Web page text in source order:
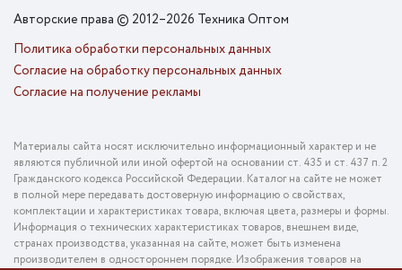
Авторские права © 2012–2026 Техника Оптом
Политика обработки персональных данных
Согласие на обработку персональных данных
Согласие на получение рекламы
Материалы сайта носят исключительно информационный характер и не
являются публичной или иной офертой на основании ст. 435 и ст. 437 п. 2
Гражданского кодекса Российской Федерации. Каталог на сайте не может
в полной мере передавать достоверную информацию о свойствах,
комплектации и характеристиках товара, включая цвета, размеры и формы.
Информация о технических характеристиках товаров, внешнем виде,
странах производства, указанная на сайте, может быть изменена
производителем в одностороннем порядке. Изображения товаров на